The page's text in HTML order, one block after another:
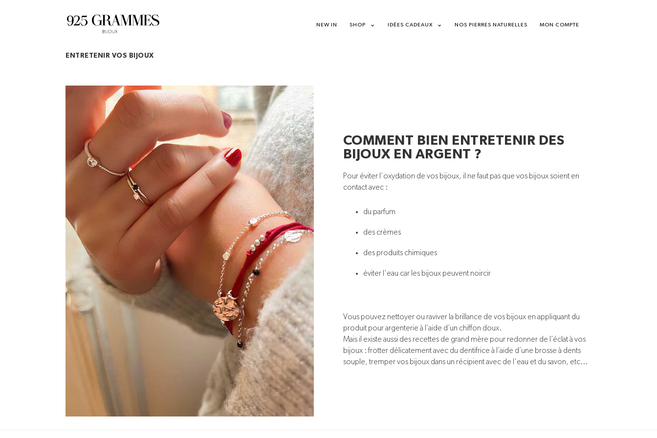
NEW IN SHOP IDÉES CADEAUX NOS PIERRES NATURELLES MON COMPTE
ENTRETENIR VOS BIJOUX
COMMENT BIEN ENTRETENIR DES
BIJOUX EN ARGENT ?
Pour éviter l’oxydation de vos bijoux, il ne faut pas que vos bijoux soient en
contact avec :
du parfum
des crèmes
des produits chimiques
éviter l'eau car les bijoux peuvent noircir
Vous pouvez nettoyer ou raviver la brillance de vos bijoux en appliquant du
produit pour argenterie à l’aide d’un chiffon doux.
Mais il existe aussi des recettes de grand mère pour redonner de l’éclat à vos
bijoux : frotter délicatement avec du dentifrice à l’aide d’une brosse à dents
souple, tremper vos bijoux dans un récipient avec de l'eau et du savon, etc...